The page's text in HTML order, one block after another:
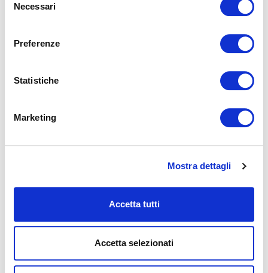
delNecessari
Preferenze
Statistiche
Marketing
Mostra dettagli
Accetta tutti
Accetta selezionati
2025 : UN FRANC SUCCÈS !